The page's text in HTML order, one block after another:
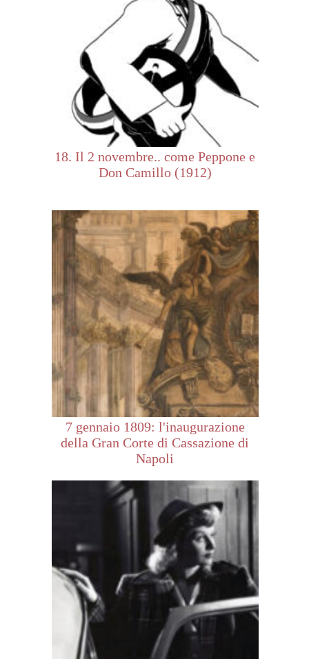
18. Il 2 novembre.. come Peppone e
Don Camillo (1912)
7 gennaio 1809: l'inaugurazione
della Gran Corte di Cassazione di
Napoli